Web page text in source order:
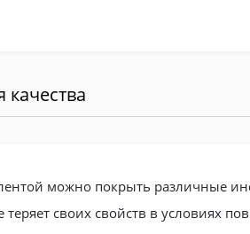
качества
можно покрыть различные
своих свойств в условиях